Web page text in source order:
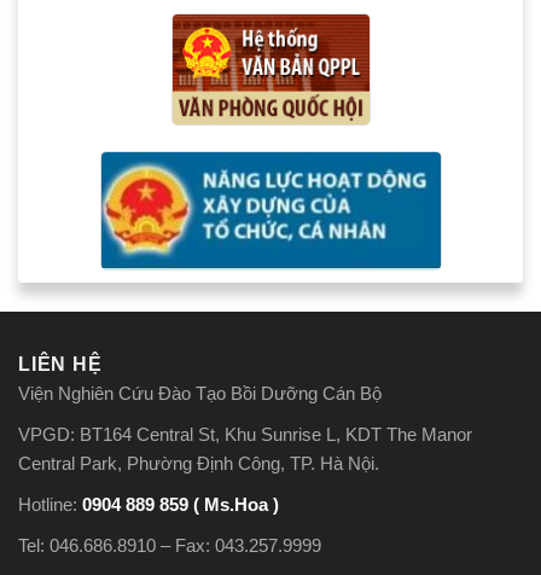
LIÊN HỆ
Viện Nghiên Cứu Đào Tạo Bồi Dưỡng Cán Bộ
VPGD: BT164 Central St, Khu Sunrise L, KDT The Manor
Central Park, Phường Định Công, TP. Hà Nội.
Hotline: 0904 889 859 ( Ms.Hoa )
Tel: 046.686.8910 – Fax: 043.257.9999